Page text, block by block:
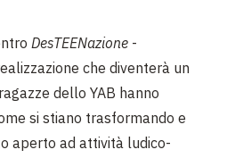
DesTEENazione -
che diventerà un
dello YAB hanno
si stiano trasformando e
aperto ad attività ludico-